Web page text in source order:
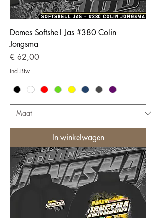
Dames Softshell Jas #380 Colin
Jongsma
Prijs
€ 62,00
incl.Btw
In winkelwagen